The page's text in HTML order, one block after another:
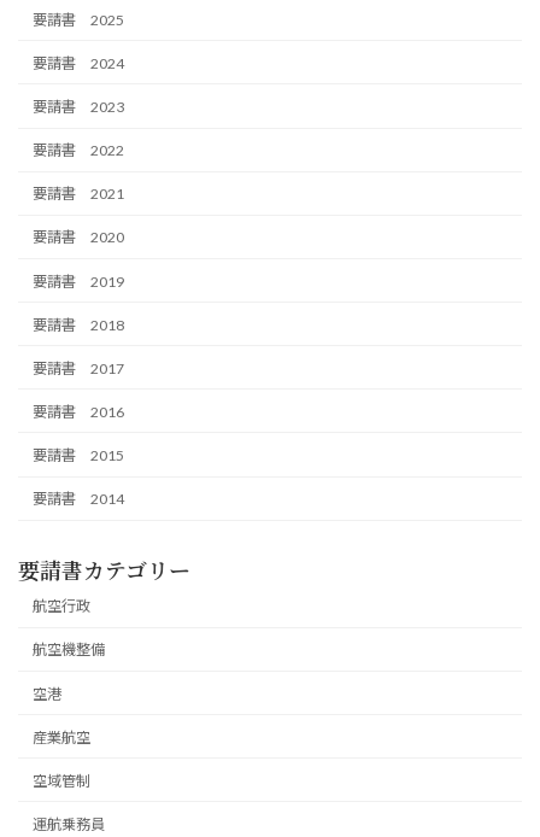
要請書 2025
要請書 2024
要請書 2023
要請書 2022
要請書 2021
要請書 2020
要請書 2019
要請書 2018
要請書 2017
要請書 2016
要請書 2015
要請書 2014
要請書カテゴリー
航空行政
航空機整備
空港
産業航空
空域管制
運航乗務員